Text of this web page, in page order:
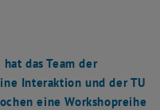
das Team der
Interaktion und der TU
eine Workshopreihe